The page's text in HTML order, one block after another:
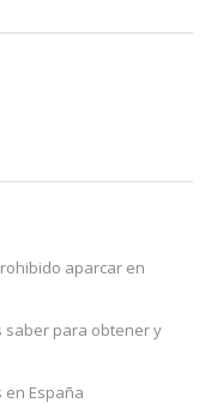
aparcar en
saber para obtener y
en España